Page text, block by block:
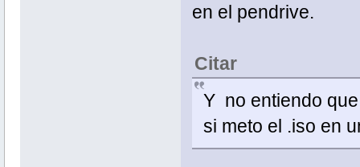
en el pendrive.
Citar
Y no entiendo
si meto el .iso en